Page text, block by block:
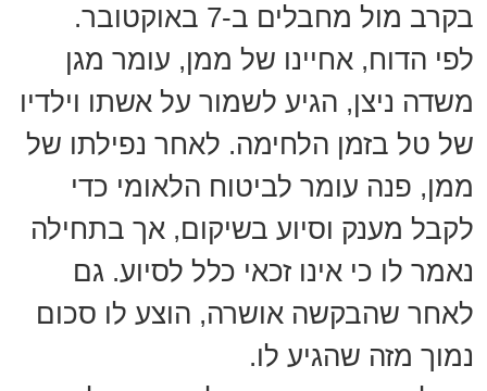
בקרב מול מחבלים ב-7 באוקטובר.
לפי הדוח, אחיינו של ממן, עומר מגן
משדה ניצן, הגיע לשמור על אשתו וילדיו
של טל בזמן הלחימה. לאחר נפילתו של
ממן, פנה עומר לביטוח הלאומי כדי
לקבל מענק וסיוע בשיקום, אך בתחילה
נאמר לו כי אינו זכאי כלל לסיוע. גם
לאחר שהבקשה אושרה, הוצע לו סכום
נמוך מזה שהגיע לו.